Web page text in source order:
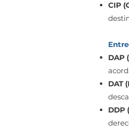
CIP
DAP
DAT
DDP